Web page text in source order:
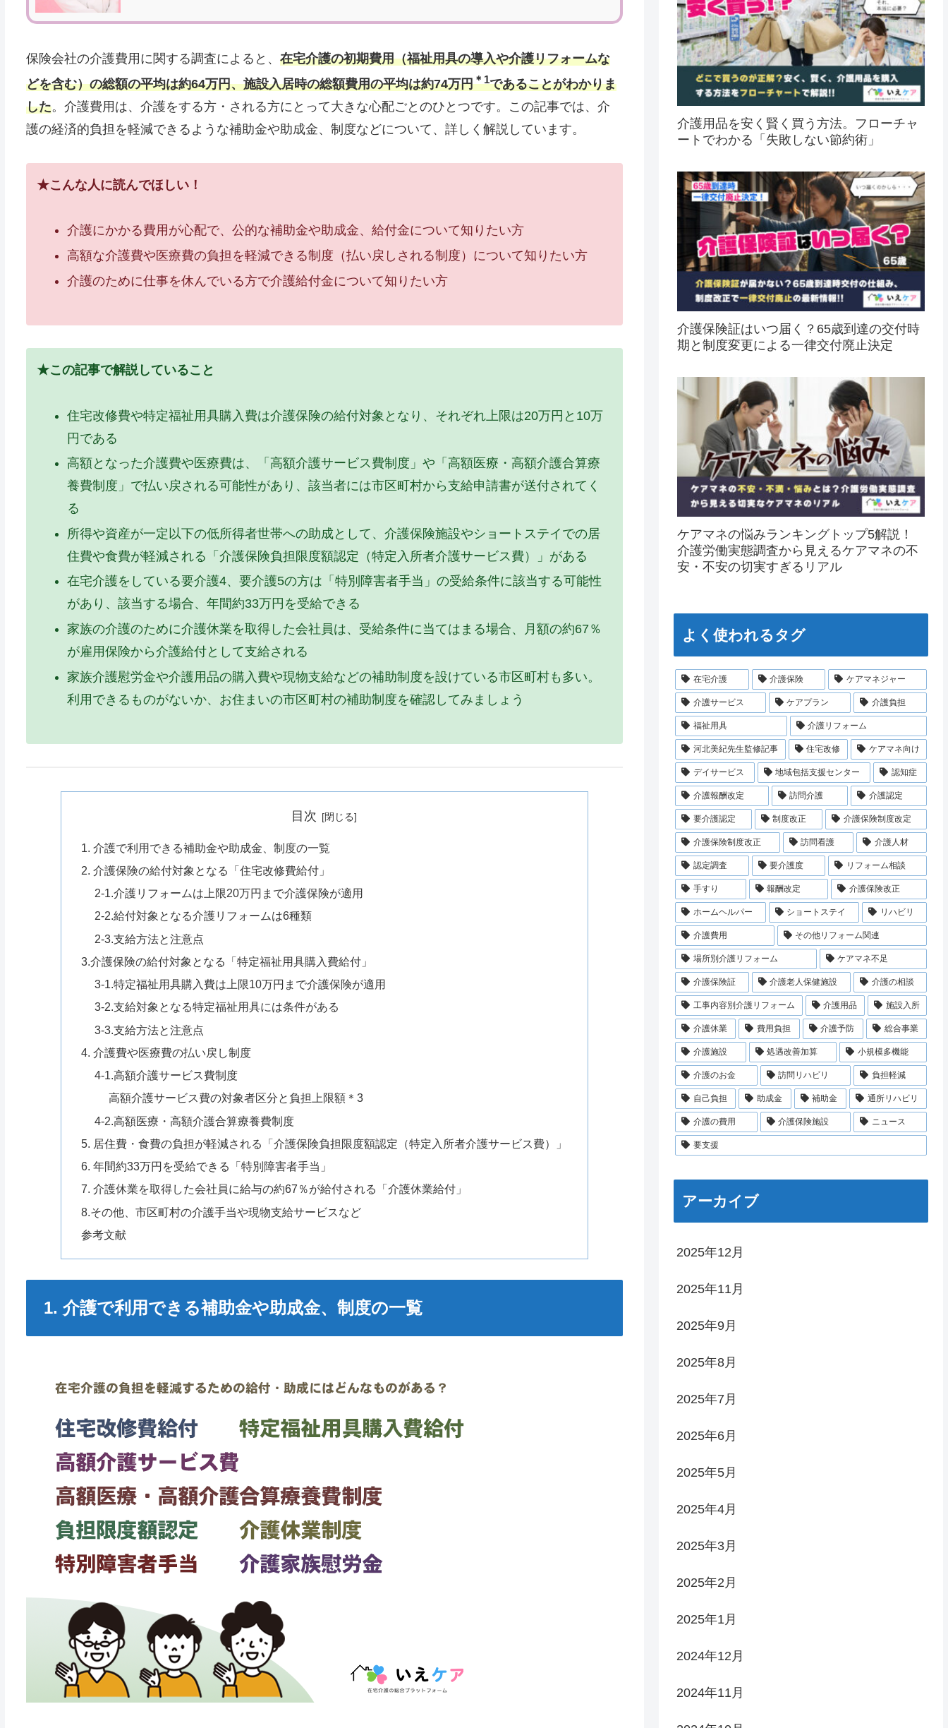
保険会社の介護費用に関する調査によると、 在宅介護の初期費用（福祉用具の導入や介護リフォームな
どを含む）の総額の平均は約64万円、施設入居時の総額費用の平均は約74万円 ＊1であることがわかりま
した。介護費用は、介護をする方・される方にとって大きな心配ごとのひとつです。この記事では、介
護の経済的負担を軽減できるような補助金や助成金、制度などについて、詳しく解説しています。
★こんな人に読んでほしい！
介護にかかる費用が心配で、公的な補助金や助成金、給付金について知りたい方
高額な介護費や医療費の負担を軽減できる制度（払い戻しされる制度）について知りたい方
介護のために仕事を休んでいる方で介護給付金について知りたい方
★この記事で解説していること
住宅改修費や特定福祉用具購入費は介護保険の給付対象となり、それぞれ上限は20万円と10万
円である
高額となった介護費や医療費は、「高額介護サービス費制度」や「高額医療・高額介護合算療
養費制度」で払い戻される可能性があり、該当者には市区町村から支給申請書が送付されてく
る
所得や資産が一定以下の低所得者世帯への助成として、介護保険施設やショートステイでの居
住費や食費が軽減される「介護保険負担限度額認定（特定入所者介護サービス費）」がある
在宅介護をしている要介護4、要介護5の方は「特別障害者手当」の受給条件に該当する可能性
があり、該当する場合、年間約33万円を受給できる
家族の介護のために介護休業を取得した会社員は、受給条件に当てはまる場合、月額の約67％
が雇用保険から介護給付として支給される
家族介護慰労金や介護用品の購入費や現物支給などの補助制度を設けている市区町村も多い。
利用できるものがないか、お住まいの市区町村の補助制度を確認してみましょう
目次
1. 介護で利用できる補助金や助成金、制度の一覧
2. 介護保険の給付対象となる「住宅改修費給付」
2-1.介護リフォームは上限20万円まで介護保険が適用
2-2.給付対象となる介護リフォームは6種類
2-3.支給方法と注意点
3.介護保険の給付対象となる「特定福祉用具購入費給付」
3-1.特定福祉用具購入費は上限10万円まで介護保険が適用
3-2.支給対象となる特定福祉用具には条件がある
3-3.支給方法と注意点
4. 介護費や医療費の払い戻し制度
4-1.高額介護サービス費制度
高額介護サービス費の対象者区分と負担上限額＊3
4-2.高額医療・高額介護合算療養費制度
5. 居住費・食費の負担が軽減される「介護保険負担限度額認定（特定入所者介護サービス費）」
6. 年間約33万円を受給できる「特別障害者手当」
7. 介護休業を取得した会社員に給与の約67％が給付される「介護休業給付」
8.その他、市区町村の介護手当や現物支給サービスなど
参考文献
1. 介護で利用できる補助金や助成金、制度の一覧
介護用品を安く賢く買う方法。フローチャ
ートでわかる「失敗しない節約術」
介護保険証はいつ届く？65歳到達の交付時
期と制度変更による一律交付廃止決定
ケアマネの悩みランキングトップ5解説！
介護労働実態調査から見えるケアマネの不
安・不安の切実すぎるリアル
よく使われるタグ
在宅介護 介護保険 ケアマネジャー
介護サービス ケアプラン 介護負担
福祉用具 介護リフォーム
河北美紀先生監修記事 住宅改修 ケアマネ向け
デイサービス 地域包括支援センター 認知症
介護報酬改定 訪問介護 介護認定
要介護認定 制度改正 介護保険制度改定
介護保険制度改正 訪問看護 介護人材
認定調査 要介護度 リフォーム相談
手すり 報酬改定 介護保険改正
ホームヘルパー ショートステイ リハビリ
介護費用 その他リフォーム関連
場所別介護リフォーム ケアマネ不足
介護保険証 介護老人保健施設 介護の相談
工事内容別介護リフォーム 介護用品 施設入所
介護休業 費用負担 介護予防 総合事業
介護施設 処遇改善加算 小規模多機能
介護のお金 訪問リハビリ 負担軽減
自己負担 助成金 補助金 通所リハビリ
介護の費用 介護保険施設 ニュース
要支援
アーカイブ
2025年12月
2025年11月
2025年9月
2025年8月
2025年7月
2025年6月
2025年5月
2025年4月
2025年3月
2025年2月
2025年1月
2024年12月
2024年11月